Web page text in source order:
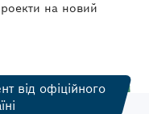
на новий
від офіційного